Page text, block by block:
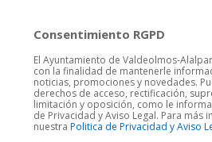
Consentimiento RGPD
El Ayuntamiento de Valdeolmos-
con la finalidad de mantenerle
noticias, promociones y novedades.
derechos de acceso, rectificación,
limitación y oposición, como le
de Privacidad y Aviso Legal. Para más
nuestra Politica de Privacidad y Aviso